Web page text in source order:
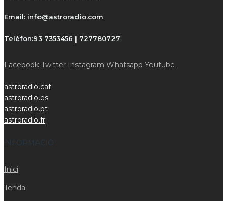
Email: info@astroradio.com
Telèfon:93 7353456 | 727780727
Facebook Twitter Instagram Whatsapp Youtube
astroradio.cat
astroradio.es
astroradio.pt
astroradio.fr
iNFORMACIÓ
Inici
Tenda